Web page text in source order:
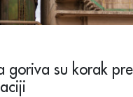
goriva su korak